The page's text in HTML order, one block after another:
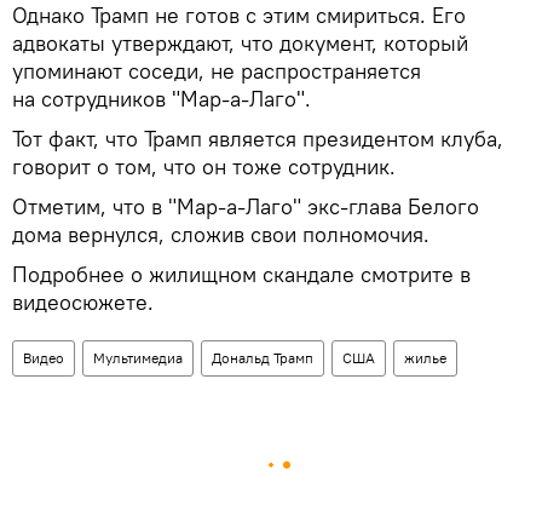
Однако Трамп не готов с этим смириться. Его
адвокаты утверждают, что документ, который
упоминают соседи, не распространяется
на сотрудников "Мар-а-Лаго".
Тот факт, что Трамп является президентом клуба,
говорит о том, что он тоже сотрудник.
Отметим, что в "Мар-а-Лаго" экс-глава Белого
дома вернулся, сложив свои полномочия.
Подробнее о жилищном скандале смотрите в
видеосюжете.
Видео Мультимедиа Дональд Трамп США жилье